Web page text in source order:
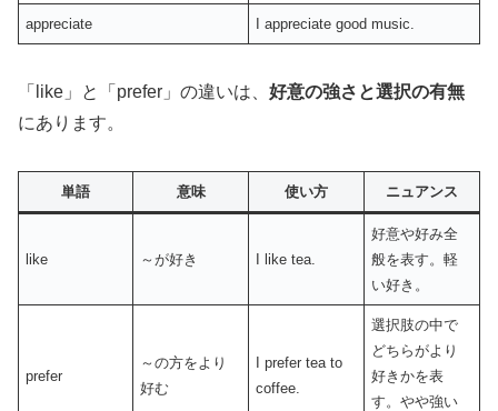
appreciate I appreciate good music.
「like」と「prefer」の違いは、 好意の強さと選択の有無
にあります。
単語 意味 使い方 ニュアンス
like ～が好き I like tea.
好意や好み全
般を表す。軽
い好き。
prefer
～の方をより
好む
I prefer tea to
coffee.
選択肢の中で
どちらがより
好きかを表
す。やや強い